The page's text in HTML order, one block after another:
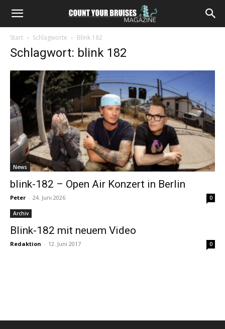
Start Schlagworte Blink 182
Schlagwort: blink 182
News
blink-182 – Open Air Konzert in Berlin
Peter - 24. Juni 2026 0
Archiv
Blink-182 mit neuem Video
Redaktion - 12. Juni 2017 0